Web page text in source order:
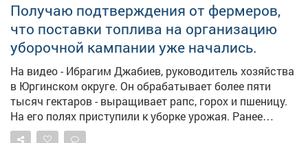
главного управления приставов в регионе. В
результате исполнительные действия
активизировались, должностное лицо привлекли к
дисциплинарной ответственности, а с бывшего мужа
взыскали 315 тысяч рублей по алиментам.
Прокуратура продолжит следить за тем, как
контролируется последующая выплата алиментов.
Получаю подтверждения от фермеров,
что поставки топлива на организацию
уборочной кампании уже начались.
На видео - Ибрагим Джабиев, руководитель хозяйства
в Юргинском округе. Он обрабатывает более пяти
тысяч гектаров - выращивает рапс, горох и пшеницу.
На его полях приступили к уборке урожая. Ранее
обращался к федеральному центру с просьбой